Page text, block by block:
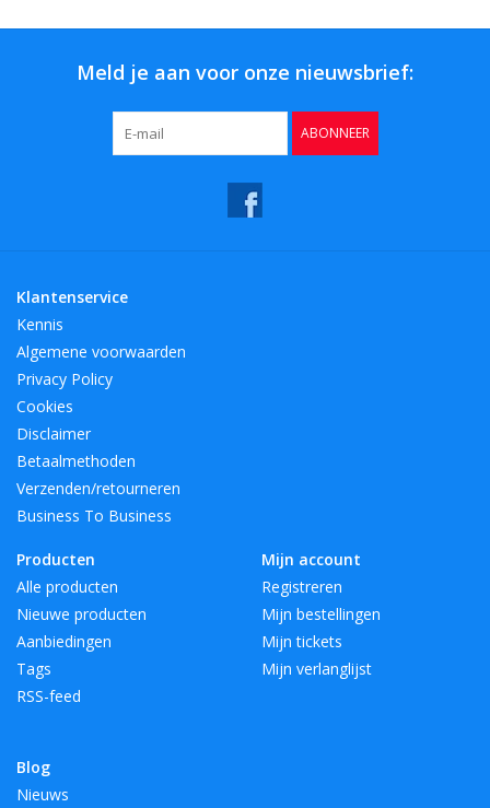
Meld je aan voor onze nieuwsbrief:
ABONNEER
Klantenservice
Kennis
Algemene voorwaarden
Privacy Policy
Cookies
Disclaimer
Betaalmethoden
Verzenden/retourneren
Business To Business
Producten
Alle producten
Nieuwe producten
Aanbiedingen
Tags
RSS-feed
Blog
Nieuws
Mijn account
Registreren
Mijn bestellingen
Mijn tickets
Mijn verlanglijst